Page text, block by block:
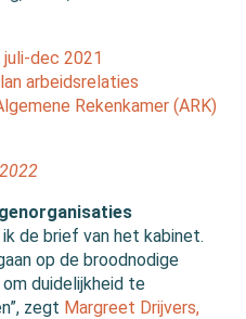
dec 2021
arbeidsrelaties
Rekenkamer (ARK)
de brief van het kabinet.
op de broodnodige
duidelijkheid te
zegt Margreet Drijvers,